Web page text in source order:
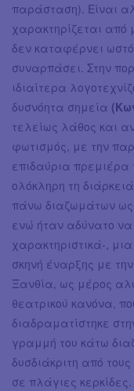
παράσταση). Είναι
χαρακτηρίζεται από
δεν καταφέρνει
συναρπάσει. Στην
ιδιαίτερα
δυσνόητα σημεία
τελείως λάθος και
φωτισμός, με την
επιδαύρια πρεμιέρα
ολόκληρη τη
πάνω διαζωμάτων ως
ενώ ήταν αδύνατο
χαρακτηριστικά-,
σκηνή έναρξης με
Ξανθία, ως μέρος
θεατρικού κανόνα,
διαδραματίστηκε
γραμμή του κάτω
δυσδιάκριτη από
σε πλάγιες κερκίδες.